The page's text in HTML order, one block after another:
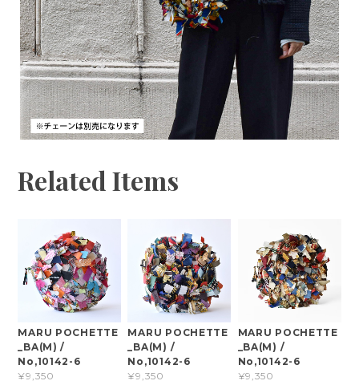
Related Items
MARU POCHETTE
_BA(M) /
No,10142-6
¥9,350
MARU POCHETTE
_BA(M) /
No,10142-6
¥9,350
MARU POCHETTE
_BA(M) /
No,10142-6
¥9,350